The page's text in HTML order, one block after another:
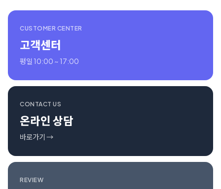
CUSTOMER CENTER
고객센터
평일 10:00 ~ 17:00
CONTACT US
온라인 상담
바로가기 →
REVIEW